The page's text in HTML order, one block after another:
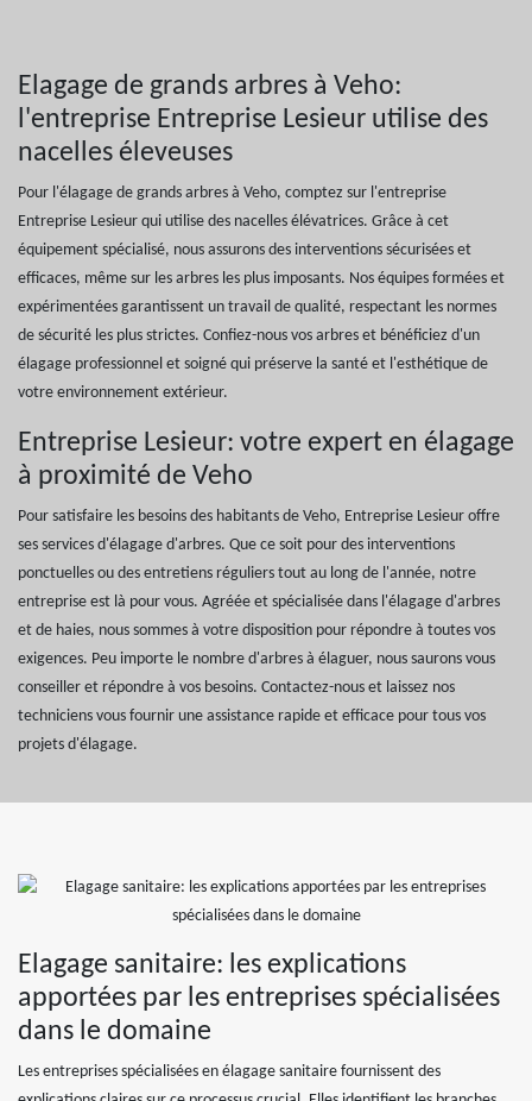
Elagage de grands arbres à Veho:
l'entreprise Entreprise Lesieur utilise des
nacelles éleveuses
Pour l'élagage de grands arbres à Veho, comptez sur l'entreprise
Entreprise Lesieur qui utilise des nacelles élévatrices. Grâce à cet
équipement spécialisé, nous assurons des interventions sécurisées et
efficaces, même sur les arbres les plus imposants. Nos équipes formées et
expérimentées garantissent un travail de qualité, respectant les normes
de sécurité les plus strictes. Confiez-nous vos arbres et bénéficiez d'un
élagage professionnel et soigné qui préserve la santé et l'esthétique de
votre environnement extérieur.
Entreprise Lesieur: votre expert en élagage
à proximité de Veho
Pour satisfaire les besoins des habitants de Veho, Entreprise Lesieur offre
ses services d'élagage d'arbres. Que ce soit pour des interventions
ponctuelles ou des entretiens réguliers tout au long de l'année, notre
entreprise est là pour vous. Agréée et spécialisée dans l'élagage d'arbres
et de haies, nous sommes à votre disposition pour répondre à toutes vos
exigences. Peu importe le nombre d'arbres à élaguer, nous saurons vous
conseiller et répondre à vos besoins. Contactez-nous et laissez nos
techniciens vous fournir une assistance rapide et efficace pour tous vos
projets d'élagage.
Elagage sanitaire: les explications
apportées par les entreprises spécialisées
dans le domaine
Les entreprises spécialisées en élagage sanitaire fournissent des